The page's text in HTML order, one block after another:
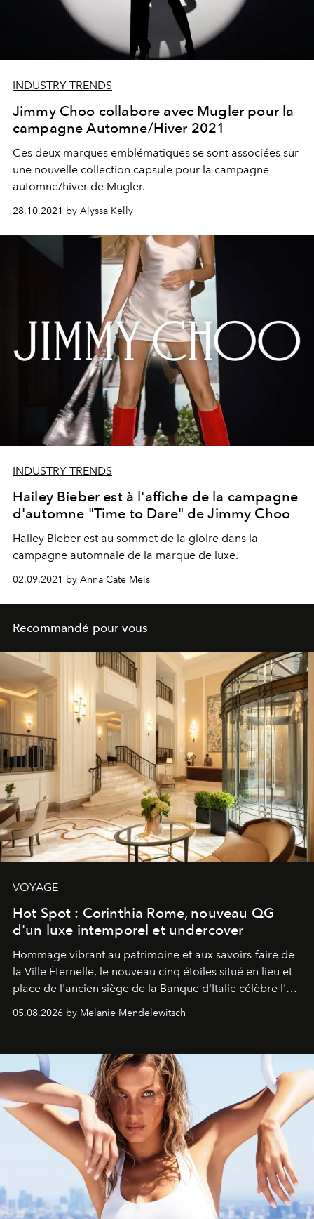
INDUSTRY TRENDS
Jimmy Choo collabore avec Mugler pour la
campagne Automne/Hiver 2021
Ces deux marques emblématiques se sont associées sur
une nouvelle collection capsule pour la campagne
automne/hiver de Mugler.
28.10.2021 by Alyssa Kelly
INDUSTRY TRENDS
Hailey Bieber est à l'affiche de la campagne
d'automne "Time to Dare" de Jimmy Choo
Hailey Bieber est au sommet de la gloire dans la
campagne automnale de la marque de luxe.
02.09.2021 by Anna Cate Meis
Recommandé pour vous
VOYAGE
Hot Spot : Corinthia Rome, nouveau QG
d'un luxe intemporel et undercover
Hommage vibrant au patrimoine et aux savoirs-faire de
la Ville Éternelle, le nouveau cinq étoiles situé en lieu et
place de l'ancien siège de la Banque d'Italie célèbre l'art
de vivre Romain dans toute son élégance intemporelle.
05.08.2026 by Melanie Mendelewitsch